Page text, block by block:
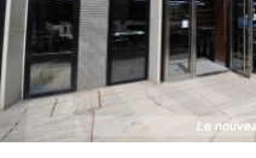
Le
Le